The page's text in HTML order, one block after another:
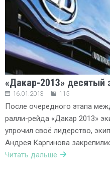
«Дакар-2013» десятый
16.01.2013 115
После очередного этапа
ралли-рейда «Дакар 2013»
упрочил своё лидерство,
Андрея Каргинова
Читать дальше